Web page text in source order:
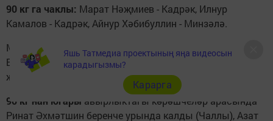
90 кг га чаклы: Марат Нәҗмиев - Кадрәк, Илнур
Камалов - Кадрәк, Айнур Хәбибуллин - Минзәлә.
Минзәлә районының аб­солют батыры өчен Ай­нур
Билалов белән Марат Нәҗмиев бил алышты, Марат
җиңүгә иреште.
90 кг нан югары авыр­лыктагы көрәшчеләр ара­сында
Ринат Әхмәтшин беренче урында калды (Чаллы), Азат
Яшь Татмедиа проектының яңа видеосын
карадыгызмы?
Карарга